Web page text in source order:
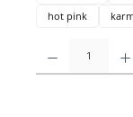
hot pink
Produkt Anzahl: